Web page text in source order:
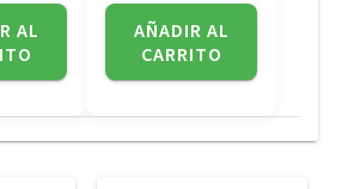
AL
AÑADIR AL
CARRITO